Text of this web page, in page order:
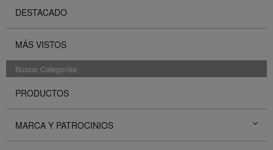
DESTACADO
MÁS VISTOS
Buscar Categorías
PRODUCTOS
MARCA Y PATROCINIOS